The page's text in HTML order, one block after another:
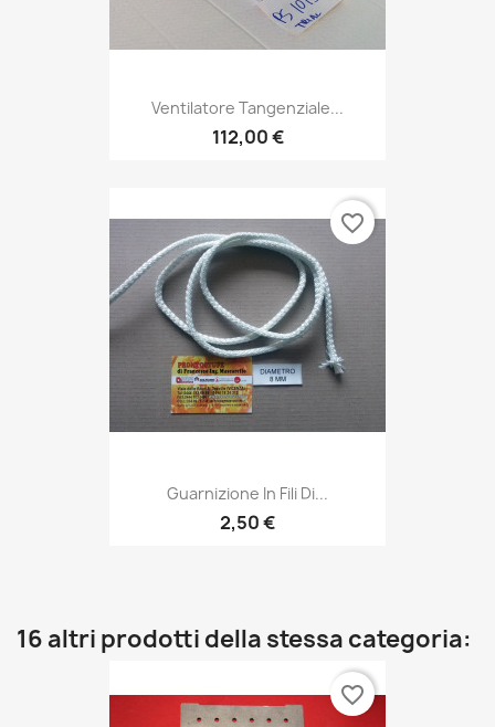
Ventilatore Tangenziale...
112,00 €
Guarnizione In Fili Di...
2,50 €
favorite_border
16 altri prodotti della stessa categoria:
favorite_border